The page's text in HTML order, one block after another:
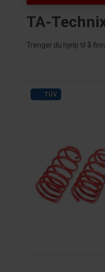
TA-
Trenger du hjelp til å
TÜV